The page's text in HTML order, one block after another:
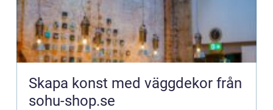
Skapa konst med väggdekor från
sohu-shop.se